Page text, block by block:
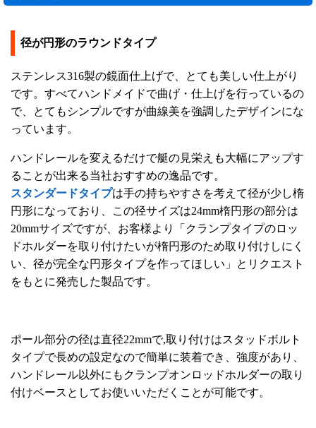
径が円形のラウンドタイプ
ステンレス316製の鏡面仕上げで、とても美しい仕上がり
です。すべてハンドメイドで曲げ・仕上げを行っているの
で、とてもシンプルですが曲線美を強調したデザインにな
っています。
ハンドレールを変えるだけで艇の見栄えも大幅にアップす
ることが出来る当社おすすめの逸品です。
スタンダードタイプは手の持ちやすさを考えて径が少し楕
円形になっており、この径サイズは24mm楕円形の部分は
20mmサイズですが、お客様より「クランプタイプのロッ
ドホルダーを取り付けたいが楕円形のため取り付けしにく
い、径が完全な円形タイプを作ってほしい」とリクエスト
をもとに発売した製品です。
ポール部分の径は直径22mmで,取り付けはスタッドボルト
タイプで長めの設定なので簡単に装着でき、強度があり、
ハンドレール以外にもクランプオンロッドホルダーの取り
付けベースとしてお使いいただくことが可能です。